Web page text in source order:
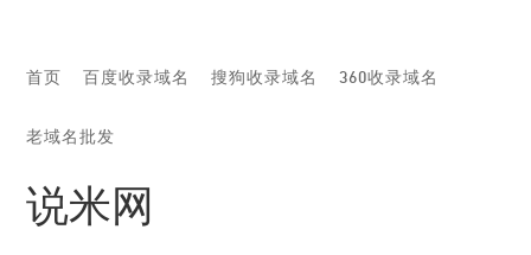
首页 百度收录域名 搜狗收录域名 360收录域名
老域名批发
说米网